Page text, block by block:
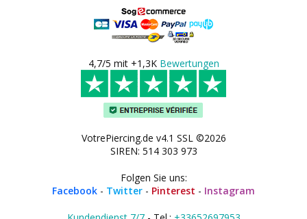
4,7/5 mit +1,3K Bewertungen
VotrePiercing.de v4.1 SSL ©2026
SIREN: 514 303 973
Folgen Sie uns:
Facebook - Twitter - Pinterest - Instagram